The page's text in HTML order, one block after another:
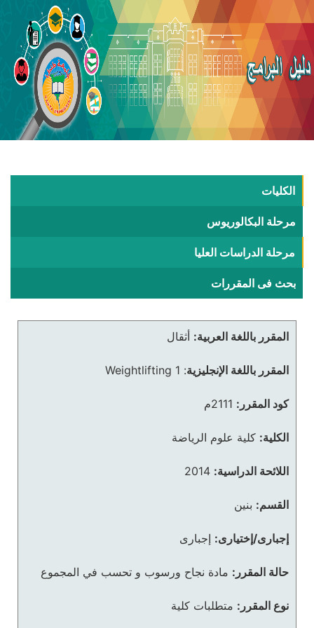
الكليات
مرحلة البكالوريوس
مرحلة الدراسات العليا
بحث فى المقررات
المقرر باللغة العربية: أثقال
المقرر باللغة الإنجليزية:
Weightlifting 1
كود المقرر: 2111م
الكلية: كلية علوم الرياضة
اللائحة الدراسية: 2014
القسم: بنين
إجبارى/إختيارى: إجبارى
حالة المقرر: مادة نجاح ورسوب و تحسب في المجموع
نوع المقرر: متطلبات كلية